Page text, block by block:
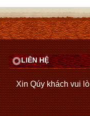
LIÊN HỆ
Xin Qúy khách vui